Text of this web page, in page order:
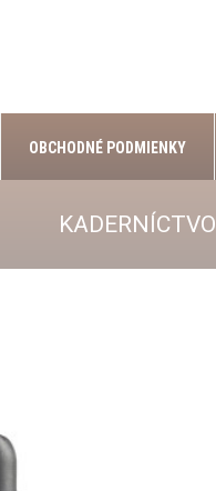
OBCHODNÉ PODMIENKY
KADERNÍCTVO